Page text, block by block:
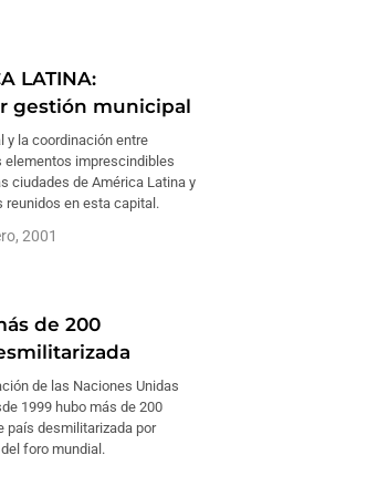
LATINA:
gestión municipal
y la coordinación entre
elementos imprescindibles
ciudades de América Latina y
reunidos en esta capital.
2001
de 200
de las Naciones Unidas
1999 hubo más de 200
país desmilitarizada por
foro mundial.